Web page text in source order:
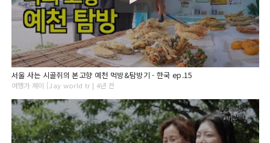
서울 사는 시골쥐의 본고향 예천 먹방&탐방기 - 한국 ep.15
여행가 제이 [Jay world tr | 4년 전